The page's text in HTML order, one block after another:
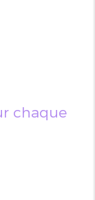
chaque